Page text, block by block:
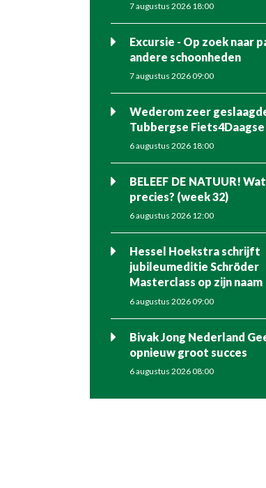
7 augustus 2026 18:00
Excursie - Op zoek naar
andere schoonheden
7 augustus 2026 09:00
Wederom zeer
Tubbergse Fiets4Daagse
6 augustus 2026 18:00
BELEEF DE NATUUR!
precies? (week 32)
6 augustus 2026 12:00
Hessel Hoekstra schrijft
jubileumeditie Schröder
Masterclass op zijn naam
6 augustus 2026 09:00
Bivak Jong Nederland
opnieuw groot succes
6 augustus 2026 08:00